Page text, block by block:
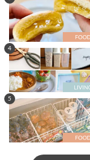
4
5